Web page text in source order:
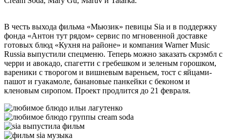
В честь выхода фильма «Мьюзик» певицы Sia и в поддержку
фонда «Антон тут рядом» сервис по мгновенной доставке
готовых блюд «Кухня на районе» и компания Warner Music
Russia выпустили спецменю. Теперь можно заказать скрэмбл с
черри и авокадо, спагетти с гребешком и зеленым горошком,
вареники с творогом и вишневым вареньем, тост с яйцами-
пашот и гуакамоле, банановые панкейки с беконом и
кленовым сиропом. Проект продлится до 21 февраля.